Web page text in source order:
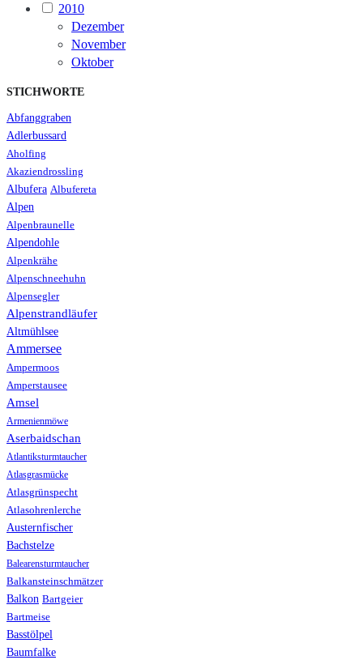
2010
Dezember
November
Oktober
STICHWORTE
Abfanggraben
Adlerbussard
Aholfing
Akaziendrossling
Albufera Albufereta
Alpen
Alpenbraunelle
Alpendohle
Alpenkrähe
Alpenschneehuhn
Alpensegler
Alpenstrandläufer
Altmühlsee
Ammersee
Ampermoos
Amperstausee
Amsel
Armenienmöwe
Aserbaidschan
Atlantiksturmtaucher
Atlasgrasmücke
Atlasgrünspecht
Atlasohrenlerche
Austernfischer
Bachstelze
Balearensturmtaucher
Balkansteinschmätzer
Balkon Bartgeier
Bartmeise
Basstölpel
Baumfalke